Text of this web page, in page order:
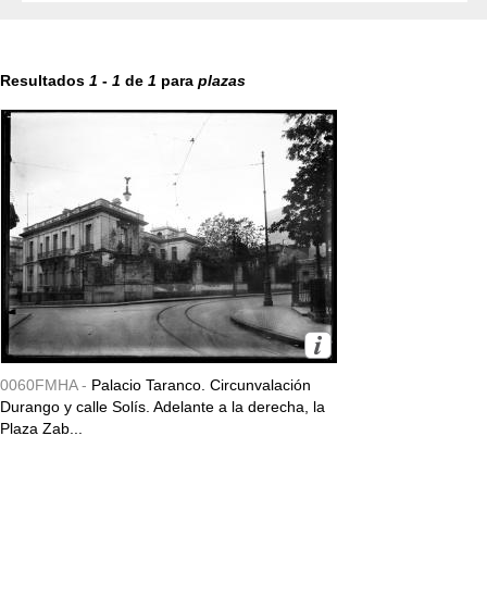
Resultados 1 - 1 de 1 para plazas
0060FMHA - Palacio Taranco. Circunvalación
Durango y calle Solís. Adelante a la derecha, la
Plaza Zab...